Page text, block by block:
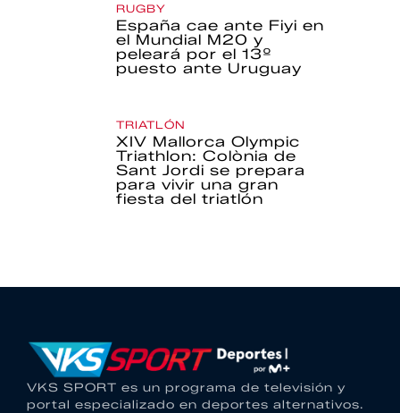
RUGBY
España cae ante Fiyi en
el Mundial M20 y
peleará por el 13º
puesto ante Uruguay
TRIATLÓN
XIV Mallorca Olympic
Triathlon: Colònia de
Sant Jordi se prepara
para vivir una gran
fiesta del triatlón
VKS SPORT es un programa de televisión y
portal especializado en deportes alternativos.